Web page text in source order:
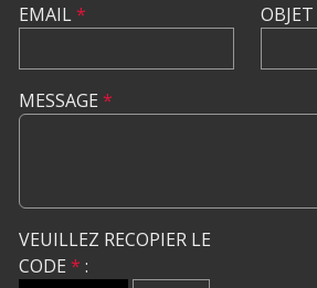
EMAIL* OBJET
MESSAGE *
VEUILLEZ RECOPIER LE
CODE * :